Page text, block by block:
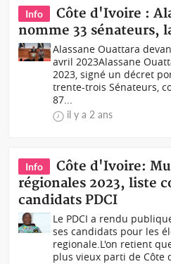
Info
Côte d'Ivoire :
nomme 33 sénateurs,
Alassane Ouattara
avril 2023Alassane
2023, signé un décret
trente-trois Sénateurs,
87...
il y a 2 ans
Info
Côte d'Ivoire:
régionales 2023, liste
candidats PDCI
Le PDCI a rendu
ses candidats pour les
regionale.L'on retient
plus vieux parti de Côte